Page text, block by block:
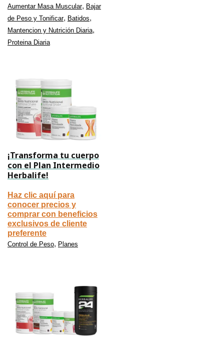
Aumentar Masa Muscular, Bajar
de Peso y Tonificar, Batidos,
Mantencion y Nutrición Diaria,
Proteina Diaria
¡Transforma tu cuerpo
con el Plan Intermedio
Herbalife!
Haz clic aquí para
conocer precios y
comprar con beneficios
exclusivos de cliente
preferente
Control de Peso, Planes